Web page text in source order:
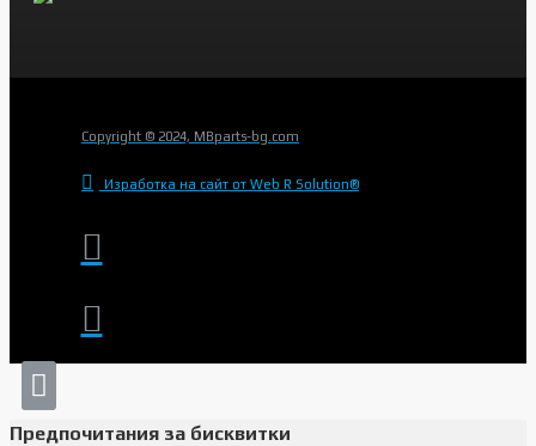
Copyright © 2024, MBparts-bg.com
Изработка на сайт от Web R Solution®
Предпочитания за бисквитки